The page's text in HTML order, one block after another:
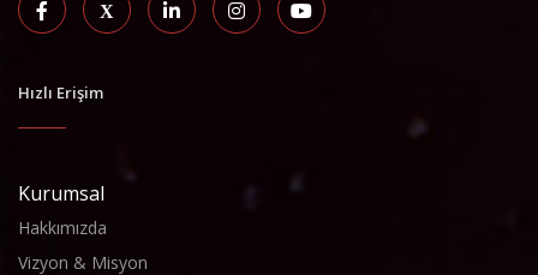
Hızlı Erişim
Kurumsal
Hakkımızda
Vizyon & Misyon